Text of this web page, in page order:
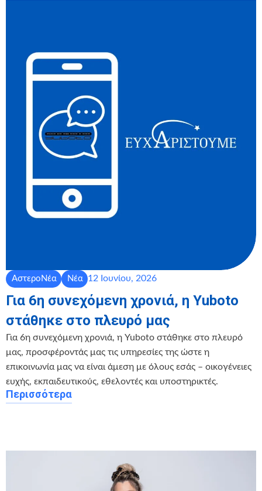
ΑστεροΝέα Νέα 12 Ιουνίου, 2026
Για 6η συνεχόμενη χρονιά, η Yuboto
στάθηκε στο πλευρό μας
Για 6η συνεχόμενη χρονιά, η Yuboto στάθηκε στο πλευρό
μας, προσφέροντάς μας τις υπηρεσίες της ώστε η
επικοινωνία μας να είναι άμεση με όλους εσάς – οικογένειες
ευχής, εκπαιδευτικούς, εθελοντές και υποστηρικτές.
Περισσότερα